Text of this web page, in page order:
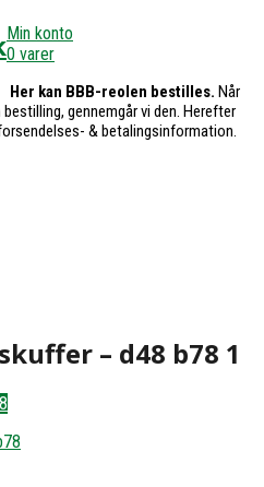
Min konto
0 varer
Her kan BBB-reolen bestilles. Når
gennemgår vi den. Herefter
& betalingsinformation.
– d48 b78 1